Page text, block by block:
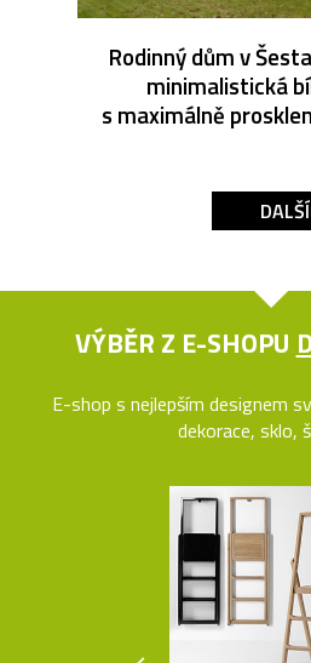
Rodinný dům v
minimalistická
s maximálně
VÝBĚR Z E-SHOPU
E-shop s nejlepším designem
dekorace, sklo,